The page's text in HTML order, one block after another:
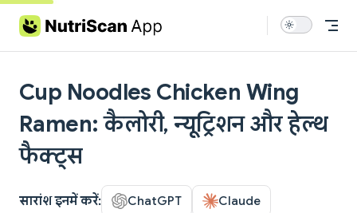
Skip to content
Cup Noodles Chicken Wing
Ramen: कैलोरी, न्यूट्रिशन और हेल्थ
फैक्ट्स
सारांश इनमें करें: ChatGPT Claude